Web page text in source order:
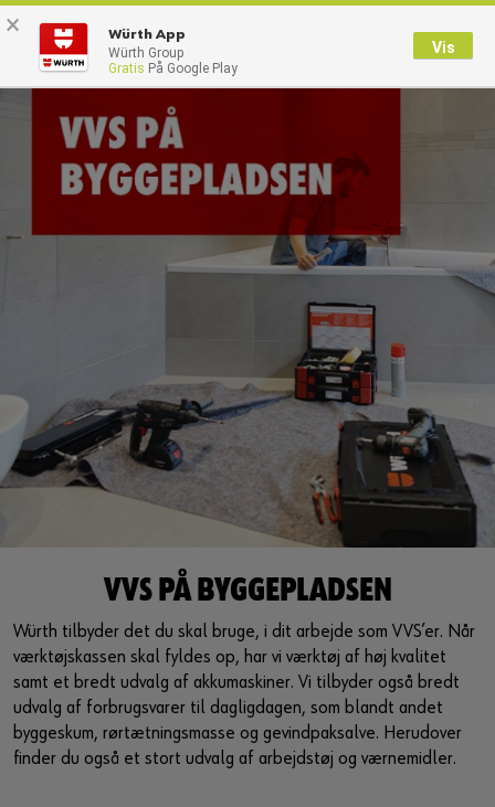
Med brugernavn
Husk login data
Guide til selvvalgt brugernavn
Tilmeld dig her i tre enkle trin for at bruge alle funktionerne i
shoppen.
Kun salg til erhvervskunder
VVS PÅ BYGGEPLADSEN
Würth tilbyder det du skal bruge, i dit arbejde som VVS’er. Når
værktøjskassen skal fyldes op, har vi værktøj af høj kvalitet
samt et bredt udvalg af akkumaskiner. Vi tilbyder også bredt
udvalg af forbrugsvarer til dagligdagen, som blandt andet
byggeskum, rørtætningsmasse og gevindpaksalve. Herudover
finder du også et stort udvalg af arbejdstøj og værnemidler.
× Würth App
Würth Group
Gratis På Google Play
Vis